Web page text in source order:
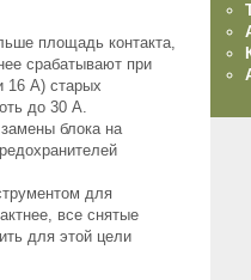
площадь контакта,
срабатывают при
16 А) старых
до 30 А.
блока на
для
все снятые
для этой цели